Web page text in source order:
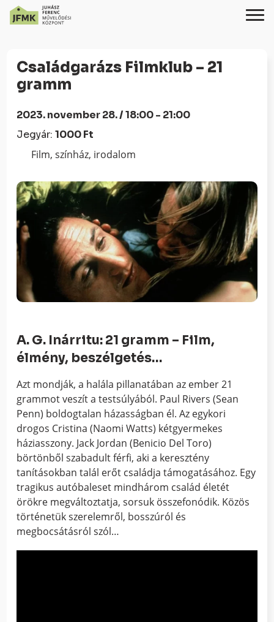
Content
navigációhoz
Családgarázs Filmklub – 21
gramm
2023. november 28. / 18:00 - 21:00
Jegyár:1000 Ft
Film, színház, irodalom
A. G. Inárritu: 21 gramm – Film,
élmény, beszélgetés…
Azt mondják, a halála pillanatában az ember 21
grammot veszít a testsúlyából. Paul Rivers (Sean
Penn) boldogtalan házasságban él. Az egykori
drogos Cristina (Naomi Watts) kétgyermekes
háziasszony. Jack Jordan (Benicio Del Toro)
börtönből szabadult férfi, aki a keresztény
tanításokban talál erőt családja támogatásához. Egy
tragikus autóbaleset mindhárom család életét
örökre megváltoztatja, sorsuk összefonódik. Közös
történetük szerelemről, bosszúról és
megbocsátásról szól…